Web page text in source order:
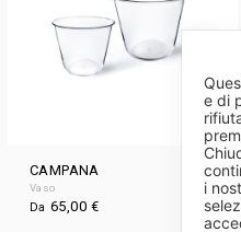
CAMPANA
Vaso
Da65,00€
e di
i